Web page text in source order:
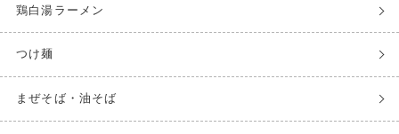
鶏白湯ラーメン
つけ麺
まぜそば・油そば